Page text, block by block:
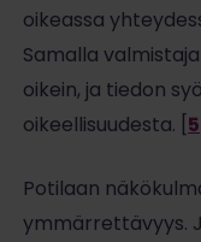
oikeassa
Samalla
oikein, ja tiedon
oikeellisuudesta. [ 5
Potilaan
ymmärrettävyys.